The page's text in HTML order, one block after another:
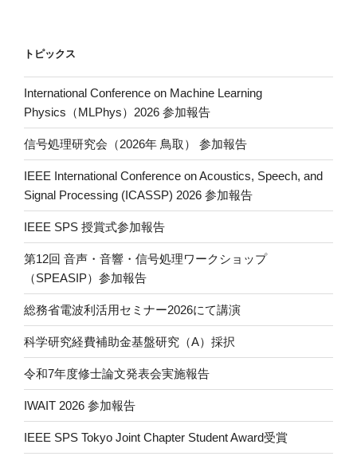
トピックス
International Conference on Machine Learning
Physics（MLPhys）2026 参加報告
信号処理研究会（2026年 鳥取） 参加報告
IEEE International Conference on Acoustics, Speech, and
Signal Processing (ICASSP) 2026 参加報告
IEEE SPS 授賞式参加報告
第12回 音声・音響・信号処理ワークショップ
（SPEASIP）参加報告
総務省電波利活用セミナー2026にて講演
科学研究経費補助金基盤研究（A）採択
令和7年度修士論文発表会実施報告
IWAIT 2026 参加報告
IEEE SPS Tokyo Joint Chapter Student Award受賞